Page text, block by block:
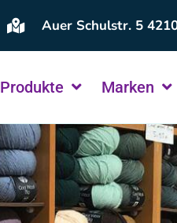
Auer Schulstr. 5
Produkte Marken